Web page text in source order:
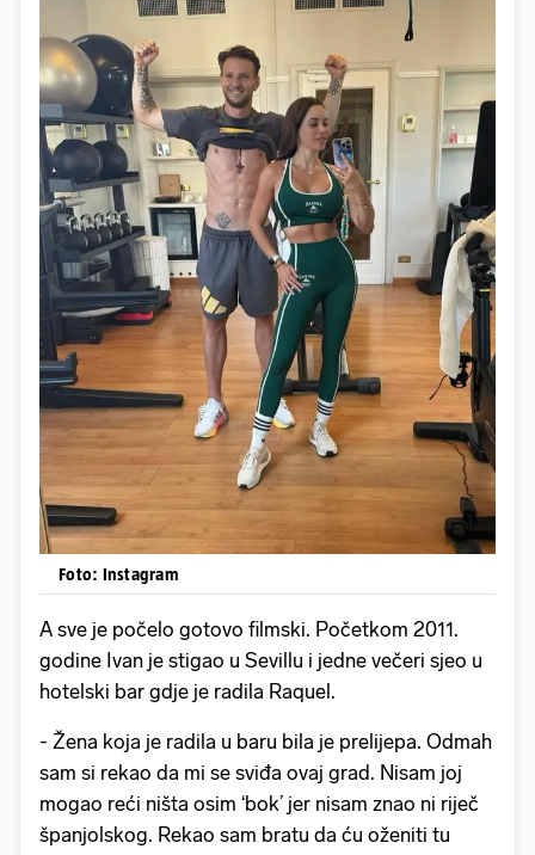
Foto: Instagram
A sve je počelo gotovo filmski. Početkom 2011.
godine Ivan je stigao u Sevillu i jedne večeri sjeo u
hotelski bar gdje je radila Raquel.
- Žena koja je radila u baru bila je prelijepa. Odmah
sam si rekao da mi se sviđa ovaj grad. Nisam joj
mogao reći ništa osim ‘bok’ jer nisam znao ni riječ
španjolskog. Rekao sam bratu da ću oženiti tu